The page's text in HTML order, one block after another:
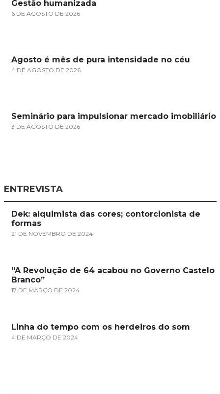
Gestão humanizada
6 DE AGOSTO DE 2026
Agosto é mês de pura intensidade no céu
4 DE AGOSTO DE 2026
Seminário para impulsionar mercado imobiliário
3 DE AGOSTO DE 2026
ENTREVISTA
Dek: alquimista das cores; contorcionista de
formas
21 DE NOVEMBRO DE 2024
“A Revolução de 64 acabou no Governo Castelo
Branco”
17 DE MARÇO DE 2024
Linha do tempo com os herdeiros do som
4 DE MARÇO DE 2024